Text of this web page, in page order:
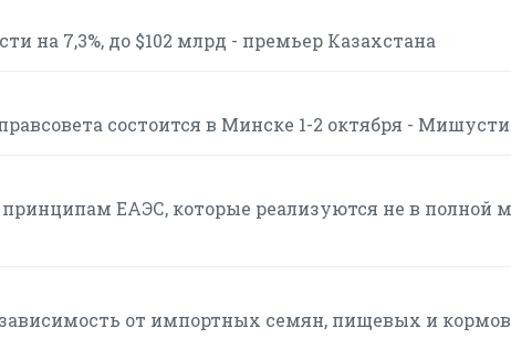
на 7,3%, до $102 млрд - премьер Казахстана
состоится в Минске 1-2 октября -
ЕАЭС, которые реализуются не в полной
от импортных семян, пищевых и